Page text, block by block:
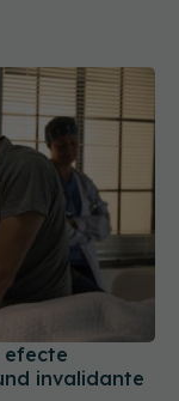
invalidante